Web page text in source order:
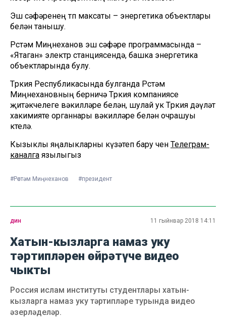
Эш сәфәренең төп максаты – энергетика объектлары
белән танышу.
Рөстәм Миңнеханов эш сәфәре программасында –
«Ятаган» электр станциясендә, башка энергетика
объектларында булу.
Төркия Республикасында булганда Рөстәм
Миңнехановның берничә Төркия компаниясе
җитәкчелеге вәкилләре белән, шулай ук Төркия дәүләт
хакимияте органнары вәкилләре белән очрашуы
көтелә.
Кызыклы яңалыкларны күзәтеп бару өчен Телеграм-
каналга язылыгыз
#Рөстәм Миңнеханов #президент
дин 11 гыйнвар 2018 14:11
Хатын-кызларга намаз уку
тәртипләрен өйрәтүче видео
чыкты
Россия ислам институты студентлары хатын-
кызларга намаз уку тәртипләре турында видео
әзерләделәр.